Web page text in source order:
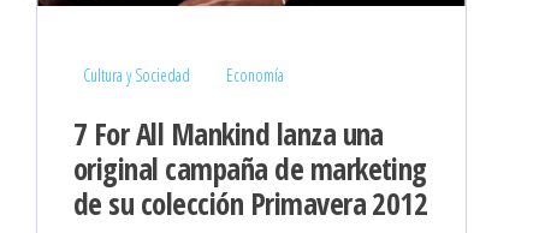
Cultura y Sociedad Economía
7 For All Mankind lanza una
original campaña de marketing
de su colección Primavera 2012